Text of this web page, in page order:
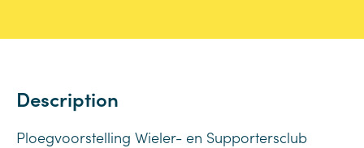
Description
Ploegvoorstelling Wieler- en Supportersclub